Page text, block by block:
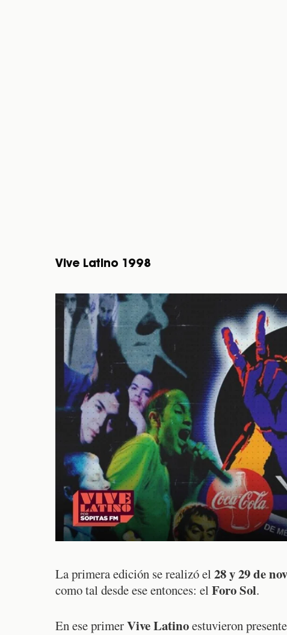
Vive Latino 1998
La primera edición se realizó el 28 y 29 de
como tal desde ese entonces: el Foro Sol.
En ese primerVive Latinoestuvieron